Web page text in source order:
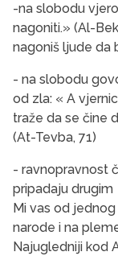
-na slobodu
nagoniti.» (Al-
nagoniš ljude da
- na slobodu
od zla: « A
traže da se čine
(At-Tevba, 71)
- ravnopravnost
pripadaju drugim
Mi vas od
narode i na
Najugledniji kod